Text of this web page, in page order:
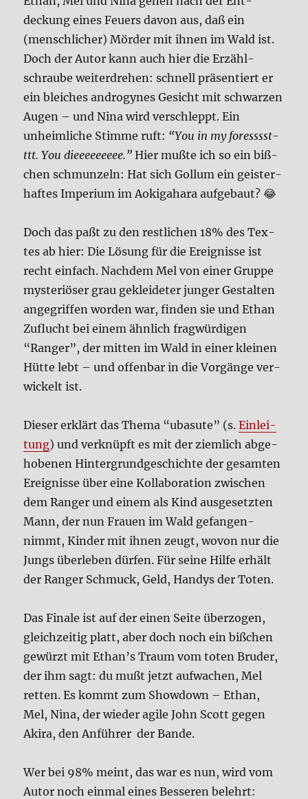
deckung eines Feu­ers davon aus, daß ein
(mensch­li­cher) Mör­der mit ihnen im Wald ist.
Doch der Autor kann auch hier die Erzähl­
schrau­be wei­ter­dre­hen: schnell prä­sen­tiert er
ein blei­ches andro­gy­nes Gesicht mit schwar­zen
Augen – und Nina wird ver­schleppt. Ein
unheim­li­che Stim­me ruft: “You in my foress­s­st­
ttt. You dieeeeeeeee.” Hier muß­te ich so ein biß­
chen schmun­zeln: Hat sich Gollum ein gei­ster­
haf­tes Impe­ri­um im Aoki­ga­ha­ra auf­ge­baut? 😂
Doch das paßt zu den rest­li­chen 18% des Tex­
tes ab hier: Die Lösung für die Ereig­nis­se ist
recht ein­fach. Nach­dem Mel von einer Grup­pe
myste­riö­ser grau geklei­de­ter jun­ger Gestal­ten
ange­grif­fen wor­den war, fin­den sie und Ethan
Zuflucht bei einem ähn­lich frag­wür­di­gen
“Ran­ger”, der mit­ten im Wald in einer klei­nen
Hüt­te lebt – und offen­bar in die Vor­gän­ge ver­
wickelt ist.
Die­ser erklärt das The­ma “ubasute” (s.Ein­lei­
tung) und ver­knüpft es mit der ziem­lich abge­
ho­be­nen Hin­ter­grund­ge­schich­te der gesam­ten
Ereig­nis­se über eine Kol­la­bo­ra­ti­on zwi­schen
dem Ran­ger und einem als Kind aus­ge­setz­ten
Mann, der nun Frau­en im Wald gefan­gen­
nimmt, Kin­der mit ihnen zeugt, wovon nur die
Jungs über­le­ben dür­fen. Für sei­ne Hil­fe erhält
der Ran­ger Schmuck, Geld, Han­dys der Toten.
Das Fina­le ist auf der einen Sei­te über­zo­gen,
gleich­zei­tig platt, aber doch noch ein biß­chen
gewürzt mit Ethan’s Traum vom toten Bru­der,
der ihm sagt: du mußt jetzt auf­wa­chen, Mel
ret­ten. Es kommt zum Show­down – Ethan,
Mel, Nina, der wie­der agi­le John Scott gegen
Aki­ra, den Anfüh­rer der Ban­de.
Wer bei 98% meint, das war es nun, wird vom
Autor noch ein­mal eines Bes­se­ren belehrt: